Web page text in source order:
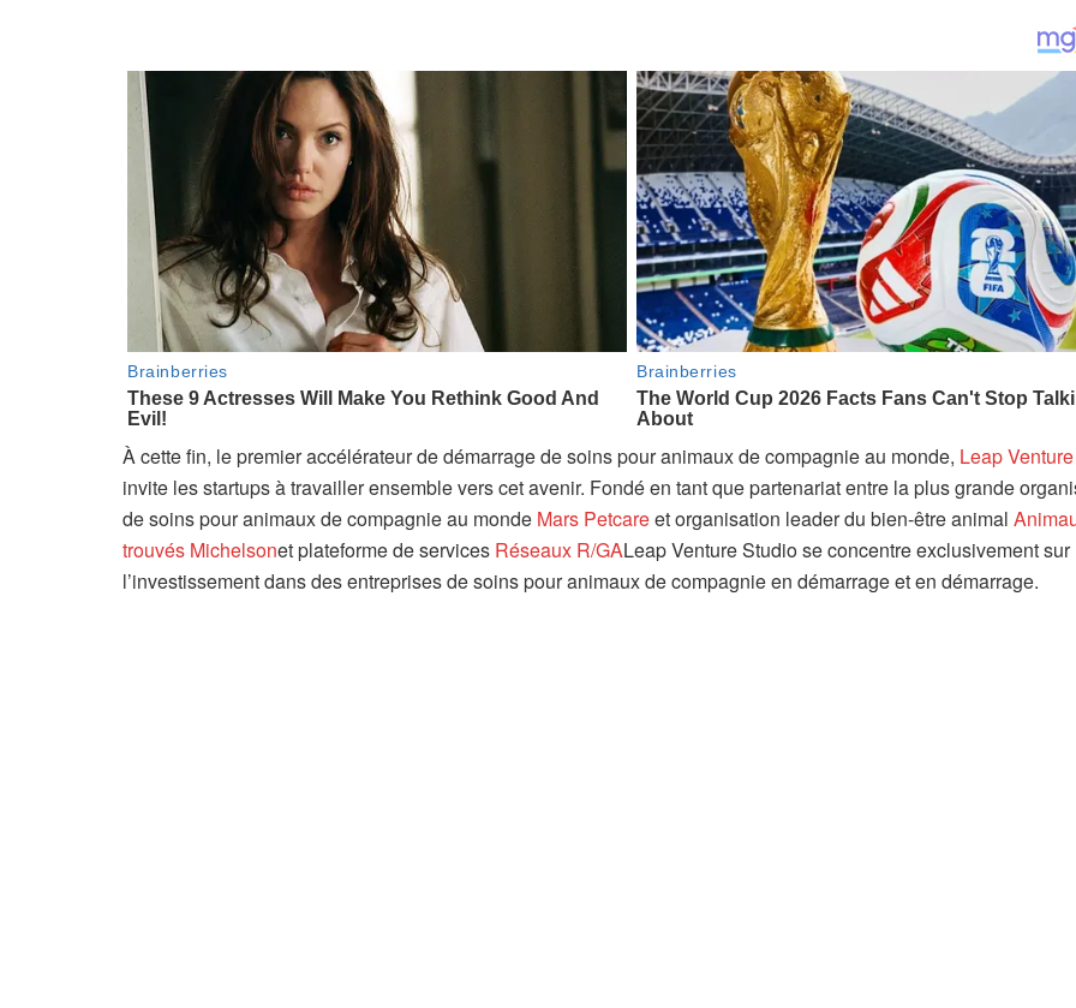
À cette fin, le premier accélérateur de démarrage de soins pour animaux de compagnie au monde, Leap
invite les startups à travailler ensemble vers cet avenir. Fondé en tant que partenariat entre la plus grande
de soins pour animaux de compagnie au monde Mars Petcareet organisation leader du bien-être animal
trouvés Michelsonet plateforme de services Réseaux R/GALeap Venture Studio se concentre exclusivement sur
l’investissement dans des entreprises de soins pour animaux de compagnie en démarrage et en démarrage.